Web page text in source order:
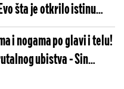
šta je otkrilo istinu
i nogama po glavi i telu!
ubistva - Sin